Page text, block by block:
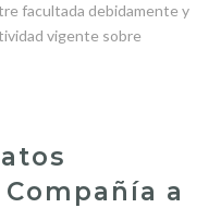
facultada debidamente y
vigente sobre
a